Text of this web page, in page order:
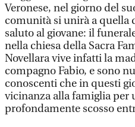
Veronese, nel giorno del
comunità si unirà a quella
saluto al giovane: il
nella chiesa della Sacra
Novellara vive infatti la
compagno Fabio, e sono
conoscenti che in questi
vicinanza alla famiglia per
profondamente scosso